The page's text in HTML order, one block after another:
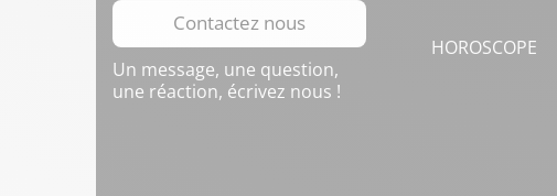
Contactez nous
Un message, une question,
une réaction, écrivez nous !
HOROSCOPE